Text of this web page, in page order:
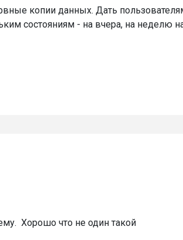
копии данных. Дать
состояниям - на вчера, на неделю
Хорошо что не один такой